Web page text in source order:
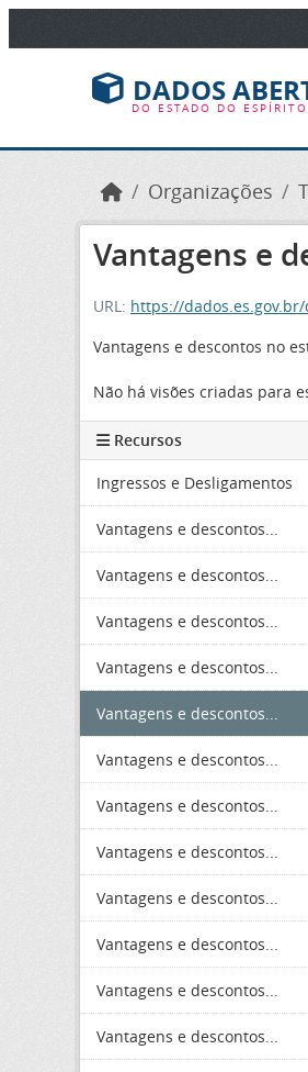
Ir para o conteúdo principal
DADOS
DO ESTADO DO
Organizações
Vantagens e
URL: https://
Vantagens e descontos no
Não há visões criadas para
Recursos
Ingressos e Desligamentos
Vantagens e descontos...
Vantagens e descontos...
Vantagens e descontos...
Vantagens e descontos...
Vantagens e descontos...
Vantagens e descontos...
Vantagens e descontos...
Vantagens e descontos...
Vantagens e descontos...
Vantagens e descontos...
Vantagens e descontos...
Vantagens e descontos...